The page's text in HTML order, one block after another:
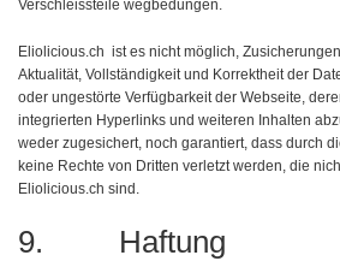
Verschleissteile wegbedungen.
Eliolicious.ch ist es nicht möglich,
Aktualität, Vollständigkeit und Korrektheit der
oder ungestörte Verfügbarkeit der Webseite,
integrierten Hyperlinks und weiteren Inhalten
weder zugesichert, noch garantiert, dass durch
keine Rechte von Dritten verletzt werden, die
Eliolicious.ch sind.
9. Haftung